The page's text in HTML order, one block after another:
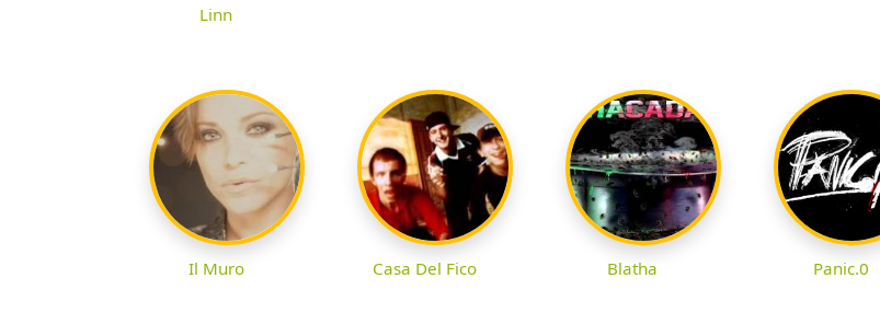
Linn
Il Muro Casa Del Fico Blatha Panic.0